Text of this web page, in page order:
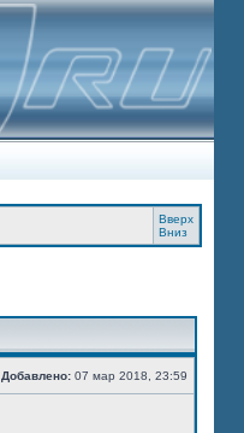
Вверх
Вниз
Добавлено: 07 мар 2018, 23:59